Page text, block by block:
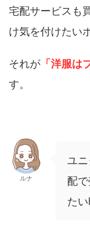
宅配サービスも
け気を付けたい
それが 「洋服は
す。
ルナ
ユ
配
た